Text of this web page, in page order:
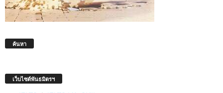
ค้นหา
เว็บไซต์พันธมิตรฯ